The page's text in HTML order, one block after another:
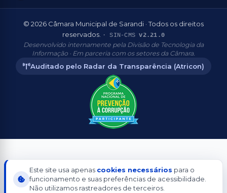
© 2026 Câmara Municipal de Sarandi · Todos os direitos
reservados.
· SIN-CMSv2.21.0
Desenvolvido internamente pela Divisão de Tecnologia da
Informação · Em parceria com os setores da Câmara.
Auditado pelo Radar da Transparência (Atricon)
Aderente
Este site usa apenas cookies necessários para o
funcionamento e suas preferências de acessibilidade.
Não utilizamos rastreadores de terceiros.